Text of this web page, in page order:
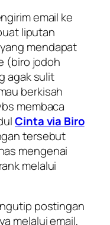
email ke
liputan
mendapat
(biro jodoh
agak sulit
berkisah
membaca
Cinta via Biro
tersebut
mengenai
melalui
postingan
melalui email,